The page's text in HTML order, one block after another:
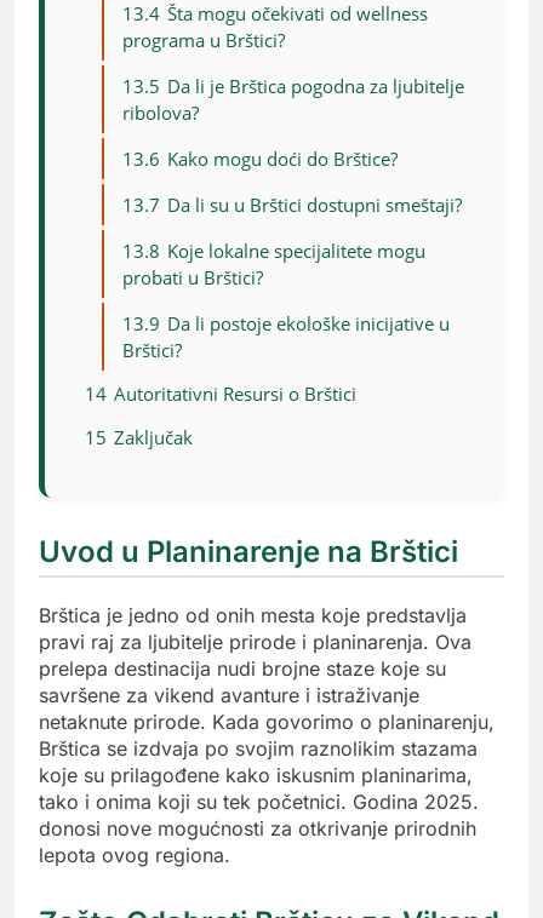
13.4 Šta mogu očekivati od wellness
programa u Brštici?
13.5 Da li je Brštica pogodna za ljubitelje
ribolova?
13.6 Kako mogu doći do Brštice?
13.7 Da li su u Brštici dostupni smeštaji?
13.8 Koje lokalne specijalitete mogu
probati u Brštici?
13.9 Da li postoje ekološke inicijative u
Brštici?
14 Autoritativni Resursi o Brštici
15 Zaključak
Uvod u Planinarenje na Brštici
Brštica je jedno od onih mesta koje predstavlja
pravi raj za ljubitelje prirode i planinarenja. Ova
prelepa destinacija nudi brojne staze koje su
savršene za vikend avanture i istraživanje
netaknute prirode. Kada govorimo o planinarenju,
Brštica se izdvaja po svojim raznolikim stazama
koje su prilagođene kako iskusnim planinarima,
tako i onima koji su tek početnici. Godina 2025.
donosi nove mogućnosti za otkrivanje prirodnih
lepota ovog regiona.